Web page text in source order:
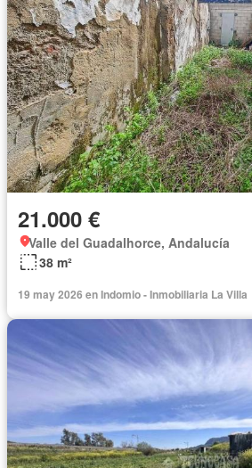
21.000 €
Valle del Guadalhorce, Andalucía
38 m²
19 may 2026 en Indomio - Inmobiliaria La Villa